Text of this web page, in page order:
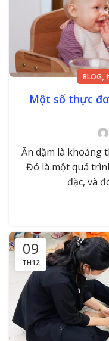
BLOG,
Một số thực
Ăn dặm là khoảng
Đó là một quá
đặc, và
09
TH12